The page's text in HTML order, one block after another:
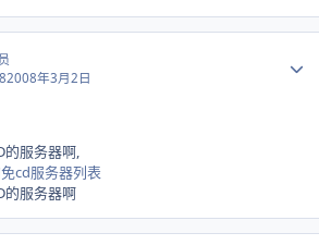
2008年3月2日
的服务器啊,
cd服务器列表
的服务器啊